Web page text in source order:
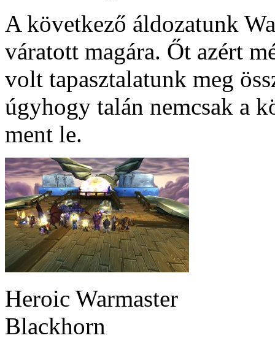
A következő áldozatunk
váratott magára. Őt azért
volt tapasztalatunk meg
úgyhogy talán nemcsak a
ment le.
Heroic Warmaster
Blackhorn